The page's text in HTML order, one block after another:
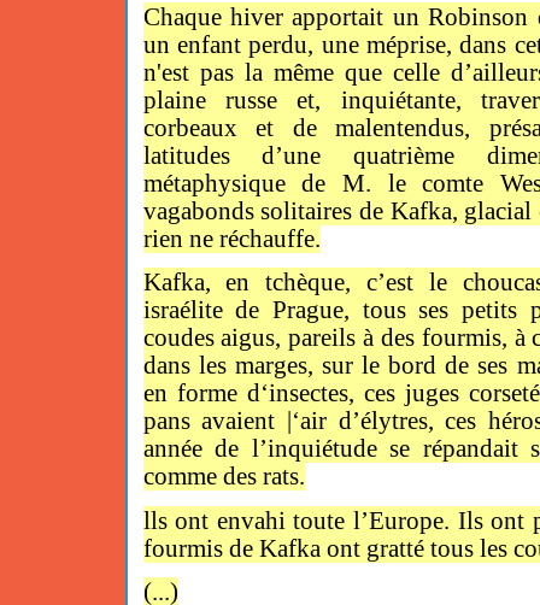
Chaque hiver apportait un
un enfant perdu, une méprise, dans
n'est pas la même que celle
plaine russe et, inquiétante,
corbeaux et de malentendus,
latitudes d’une quatrième
métaphysique de M. le comte
vagabonds solitaires de Kafka, glacial
rien ne réchauffe.
Kafka, en tchèque, c’est le
israélite de Prague, tous ses petits
coudes aigus, pareils à des fourmis, à
dans les marges, sur le bord de ses
en forme d‘insectes, ces juges
pans avaient |‘air d’élytres, ces
année de l’inquiétude se répandait
comme des rats.
lls ont envahi toute l’Europe. Ils ont
fourmis de Kafka ont gratté tous les
(...)